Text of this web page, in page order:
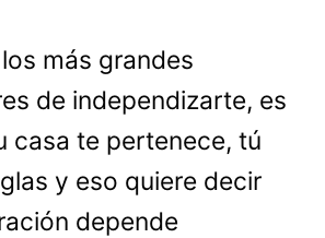
más grandes
de independizarte, es
casa te pertenece, tú
y eso quiere decir
depende